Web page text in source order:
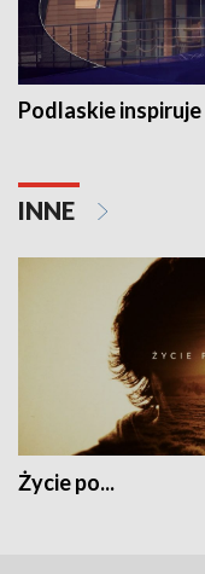
Podlaskie inspiruje
INNE
Życie po...